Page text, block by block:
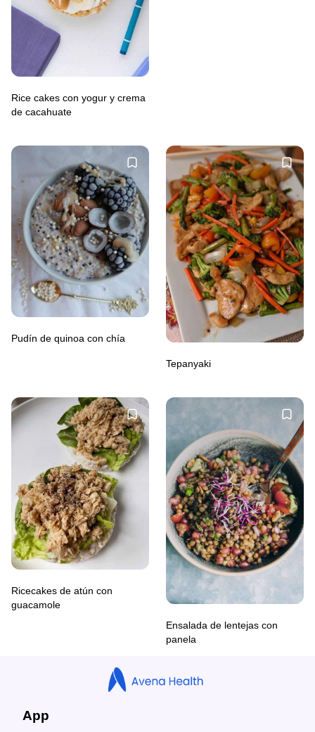
Rice cakes con yogur y crema
de cacahuate
Pudín de quinoa con chía
Tepanyaki
Ricecakes de atún con
guacamole
Ensalada de lentejas con
panela
App